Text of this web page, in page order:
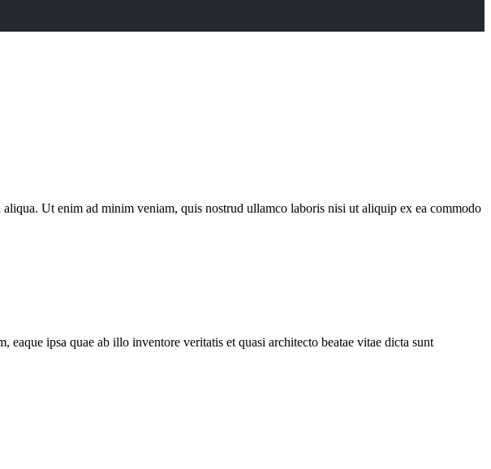
Ut enim ad minim veniam, quis nostrud ullamco laboris nisi ut aliquip ex ea commodo
ipsa quae ab illo inventore veritatis et quasi architecto beatae vitae dicta sunt